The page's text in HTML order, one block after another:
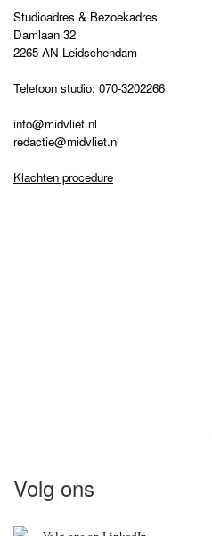
Studioadres & Bezoekadres
Damlaan 32
2265 AN Leidschendam
Telefoon studio: 070-3202266
info@midvliet.nl
redactie@midvliet.nl
Klachten procedure
Volg ons